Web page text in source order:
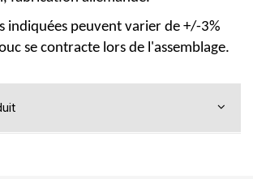
indiquées peuvent varier de +/-3%
se contracte lors de l'assemblage.